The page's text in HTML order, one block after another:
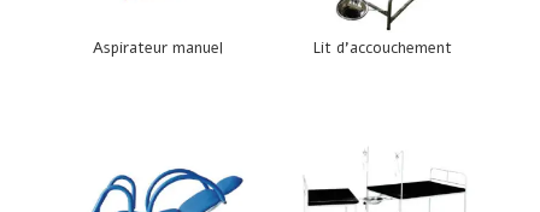
Aspirateur manuel Lit d’accouchement